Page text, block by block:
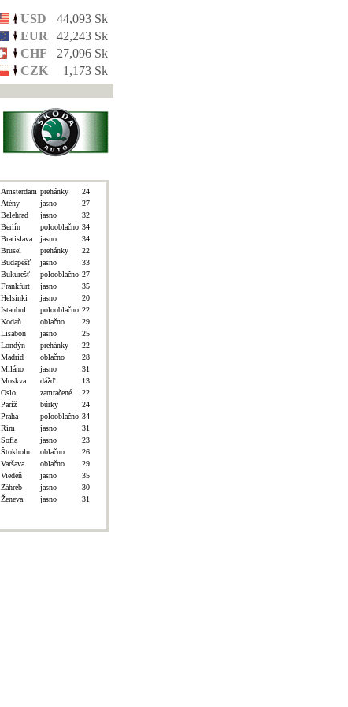
USD
44,093 Sk
EUR
42,243 Sk
CHF
27,096 Sk
CZK
1,173 Sk
Amsterdam prehánky
24
Atény
jasno
27
Belehrad
jasno
32
Berlín
polooblačno 34
Bratislava
jasno
34
Brusel
prehánky
22
Budapešť
jasno
33
Bukurešť
polooblačno 27
Frankfurt
jasno
35
Helsinki
jasno
20
Istanbul
polooblačno 22
Kodaň
oblačno
29
Lisabon
jasno
25
Londýn
prehánky
22
Madrid
oblačno
28
Miláno
jasno
31
Moskva
dážď
13
Oslo
zamračené
22
Paríž
búrky
24
Praha
polooblačno 34
Rím
jasno
31
Sofia
jasno
23
Štokholm
oblačno
26
Varšava
oblačno
29
Viedeň
jasno
35
Záhreb
jasno
30
Ženeva
jasno 31